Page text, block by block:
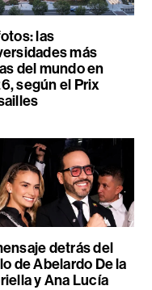
las
más
del mundo en
según el Prix
detrás del
de Abelardo De la
y Ana Lucía